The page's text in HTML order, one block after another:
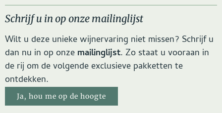
Schrijf u in op onze mailinglijst
Wilt u deze unieke wijnervaring niet missen? Schrijf u
dan nu in op onze mailinglijst. Zo staat u vooraan in
de rij om de volgende exclusieve pakketten te
ontdekken.
Ja, hou me op de hoogte